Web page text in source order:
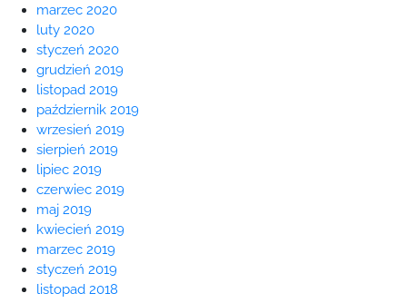
marzec 2020
luty 2020
styczeń 2020
grudzień 2019
listopad 2019
październik 2019
wrzesień 2019
sierpień 2019
lipiec 2019
czerwiec 2019
maj 2019
kwiecień 2019
marzec 2019
styczeń 2019
listopad 2018